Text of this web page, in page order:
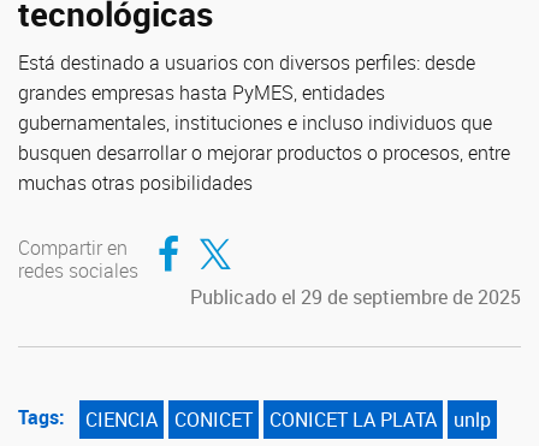
tecnológicas
Está destinado a usuarios con diversos perfiles: desde
grandes empresas hasta PyMES, entidades
gubernamentales, instituciones e incluso individuos que
busquen desarrollar o mejorar productos o procesos, entre
muchas otras posibilidades
Compartir en
redes sociales
Compartir en Facebook
Compartir en Twitter
Publicado el 29 de septiembre de 2025
Tags: CIENCIA CONICET CONICET LA PLATA unlp